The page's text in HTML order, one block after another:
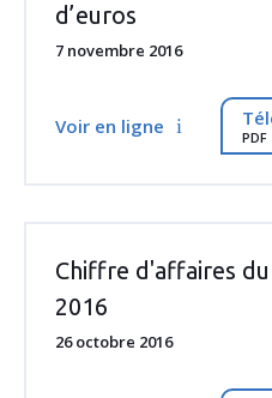
d’euros
7 novembre 2016
Voir en ligne PDF
Chiffre d'affaires
2016
26 octobre 2016